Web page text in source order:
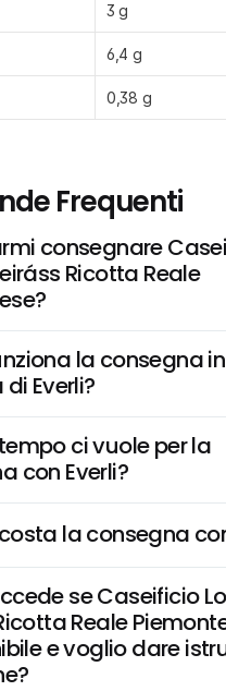
3 g
6,4 g
0,38 g
Frequenti
consegnare
Ricotta Reale
la consegna in
Everli?
ci vuole per la
con Everli?
la consegna
se Caseificio
Reale
e voglio dare